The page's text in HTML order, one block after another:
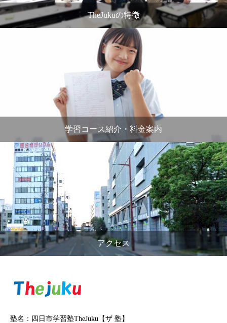
TheJukuの特徴
学習コース紹介・料金案内
アクセス
塾名：四日市学習塾TheJuku【ザ 塾】